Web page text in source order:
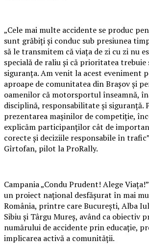
„Cele mai multe accidente se produc
sunt grăbiți și conduc sub presiunea
să le transmitem că viața de zi cu zi nu
specială de raliu și că prioritatea
siguranța. Am venit la acest eveniment
aproape de comunitatea din Brașov și
oamenilor că motorsportul înseamnă,
disciplină, responsabilitate și siguranță.
prezentarea mașinilor de competiție,
explicăm participanților cât de
corecte și deciziile responsabile în
Gîrtofan, pilot la ProRally.
Campania „Condu Prudent! Alege
un proiect național desfășurat în mai
România, printre care București, Alba
Sibiu și Târgu Mureș, având ca obiectiv
numărului de accidente prin educație,
implicarea activă a comunității.